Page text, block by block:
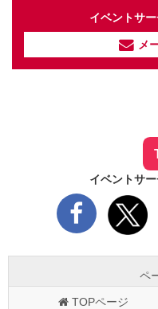
イベントサ
メ
イベントサ
ペ
TOPページ